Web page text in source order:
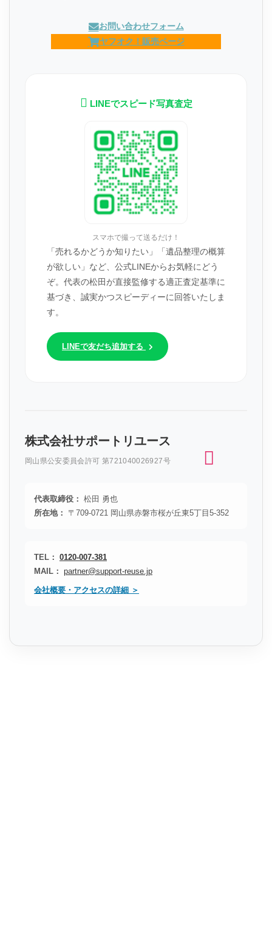
お問い合わせフォーム
ヤフオク！販売ページ
LINEでスピード写真査定
スマホで撮って送るだけ！
「売れるかどうか知りたい」「遺品整理の概算
が欲しい」など、公式LINEからお気軽にどう
ぞ。代表の松田が直接監修する適正査定基準に
基づき、誠実かつスピーディーに回答いたしま
す。
LINEで友だち追加する
株式会社サポートリユース
岡山県公安委員会許可 第721040026927号
代表取締役： 松田 勇也
所在地：
〒709-0721 岡山県赤磐市桜が丘東5丁目5-352
TEL： 0120-007-381
MAIL： partner@support-reuse.jp
会社概要・アクセスの詳細 ＞